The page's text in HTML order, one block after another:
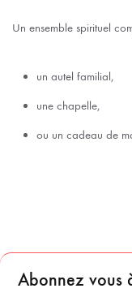
Un ensemble spirituel
un autel familial,
une chapelle,
ou un cadeau de
Abonnez vous